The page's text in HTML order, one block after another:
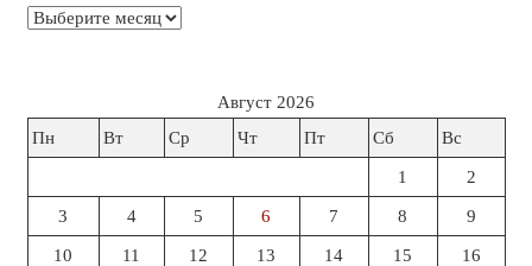
Архивы
Август 2026
Пн
Вт Ср Чт Пт Сб Вс
1 2
3 4 5 6 7 8 9
10 11 12 13 14 15 16